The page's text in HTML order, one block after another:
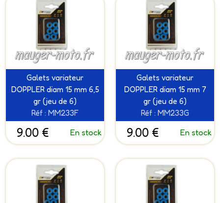
Galets variateur
DOPPLER diam 15 mm 6,5
gr (jeu de 6)
Réf : MM233F
9.00 € En stock
Galets variateur
DOPPLER diam 15 mm 7
gr (jeu de 6)
Réf : MM233G
9.00 € En stock